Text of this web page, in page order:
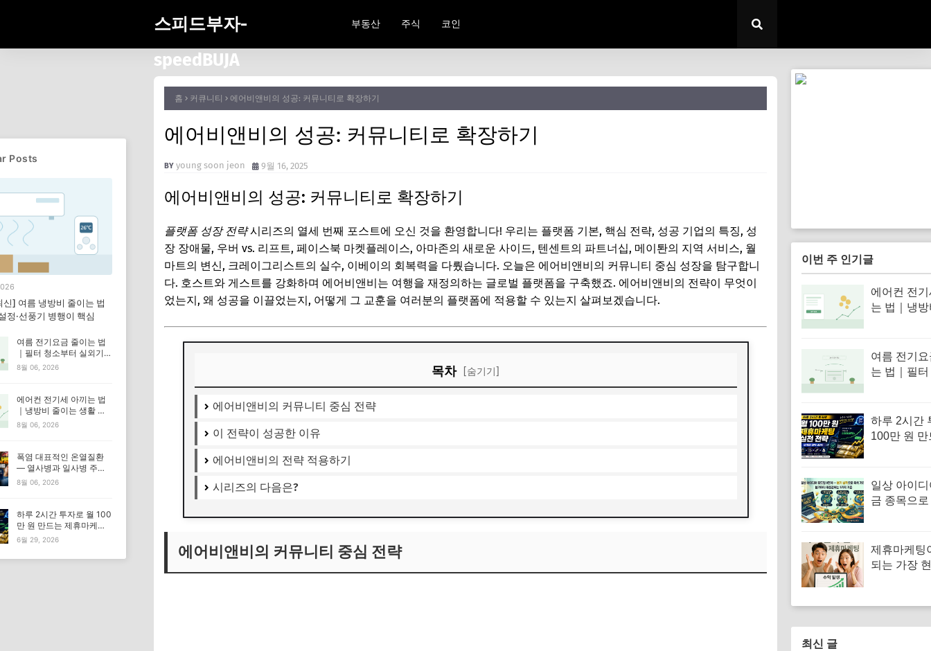
스피드부자-
speedBUJA
부동산 주식 코인
홈 커큐니티 에어비앤비의 성공: 커뮤니티로 확장하기
에어비앤비의 성공: 커뮤니티로 확장하기
young soon jeon 9월 16, 2025
에어비앤비의 성공: 커뮤니티로 확장하기
플랫폼 성장 전략시리즈의 열세 번째 포스트에 오신 것을 환영합니다! 우리는 플랫폼 기본, 핵심 전략, 성공 기업의 특징, 성
장 장애물, 우버 vs. 리프트, 페이스북 마켓플레이스, 아마존의 새로운 사이드, 텐센트의 파트너십, 메이퇀의 지역 서비스, 월
마트의 변신, 크레이그리스트의 실수, 이베이의 회복력을 다뤘습니다. 오늘은 에어비앤비의 커뮤니티 중심 성장을 탐구합니
다. 호스트와 게스트를 강화하며 에어비앤비는 여행을 재정의하는 글로벌 플랫폼을 구축했죠. 에어비앤비의 전략이 무엇이
었는지, 왜 성공을 이끌었는지, 어떻게 그 교훈을 여러분의 플랫폼에 적용할 수 있는지 살펴보겠습니다.
목차 [숨기기]
에어비앤비의 커뮤니티 중심 전략
이 전략이 성공한 이유
에어비앤비의 전략 적용하기
시리즈의 다음은?
에어비앤비의 커뮤니티 중심 전략
이번 주 인기글
에어컨 전
는 법｜냉
여름 전기
는 법｜필
하루 2시간
100만 원
일상 아이
금 종목으
기
제휴마케팅
되는 가장
최신 글
Posts
] 여름 냉방비 줄이는 법
정·선풍기 병행이 핵심
여름 전기요금 줄이는 법
｜필터 청소부터 실외기
관리까지
8월 06, 2026
에어컨 전기세 아끼는 법
｜냉방비 줄이는 생활 습
관 총정리
8월 06, 2026
폭염 대표적인 온열질환
— 열사병과 일사병 주요
증상과 대처법
8월 06, 2026
하루 2시간 투자로 월 100
만 원 만드는 제휴마케팅
실전 전략
6월 29, 2026